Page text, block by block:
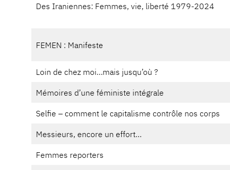
Des Iraniennes: Femmes, vie, liberté 1979-2024
FEMEN : Manifeste
Loin de chez moi…mais jusqu’où ?
Mémoires d’une féministe intégrale
Selfie – comment le capitalisme contrôle nos corps
Messieurs, encore un effort…
Femmes reporters